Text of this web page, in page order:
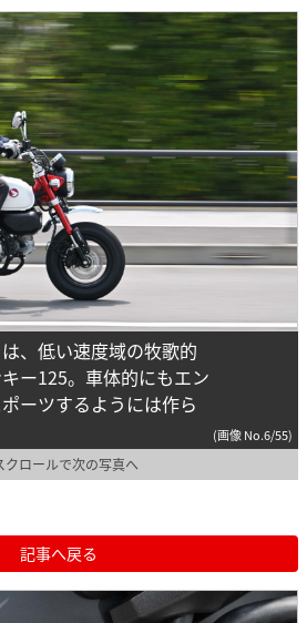
、低い速度域の牧歌的
ー125。車体的にもエン
ーツするようには作ら
(画像 No.6/55)
クロールで次の写真へ
記事へ戻る